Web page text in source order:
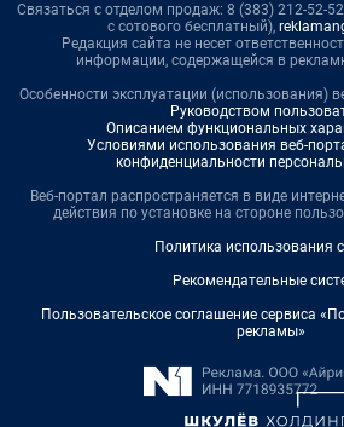
Связаться с отделом продаж: 8 (383) 212-52-
с сотового бесплатный),
Редакция сайта не несет
информации, содержащейся в
Особенности эксплуатации (использования)
Руководством
Описанием функциональных
Условиями использования веб-
конфиденциальности
Веб-портал распространяется в виде
действия по установке на стороне
Политика использования
Рекомендательные
Пользовательское соглашение сервиса
рекламы»